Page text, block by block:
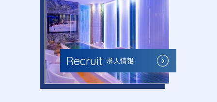
Recruit 求人情報